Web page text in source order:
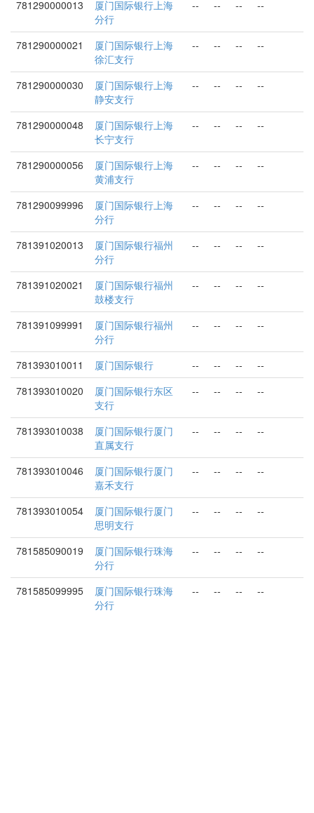
781290000013
厦门国际银行上海
分行
-- -- -- --
781290000021
厦门国际银行上海
徐汇支行
-- -- -- --
781290000030
厦门国际银行上海
静安支行
-- -- -- --
781290000048
厦门国际银行上海
长宁支行
-- -- -- --
781290000056
厦门国际银行上海
黄浦支行
-- -- -- --
781290099996
厦门国际银行上海
分行
-- -- -- --
781391020013
厦门国际银行福州
分行
-- -- -- --
781391020021
厦门国际银行福州
鼓楼支行
-- -- -- --
781391099991
厦门国际银行福州
分行
-- -- -- --
781393010011 厦门国际银行 -- -- --
--
781393010020
厦门国际银行东区
支行
-- -- -- --
781393010038
厦门国际银行厦门
直属支行
-- -- -- --
781393010046
厦门国际银行厦门
嘉禾支行
-- -- -- --
781393010054
厦门国际银行厦门
思明支行
-- -- -- --
781585090019
厦门国际银行珠海
分行
-- -- -- --
781585099995
厦门国际银行珠海
分行
-- -- -- --